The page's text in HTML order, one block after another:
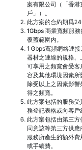
案有限公司（「香
戶」）。
此方案的合約期爲24
1Gbps 商業寬頻服
覆蓋範圍内。
1 Gbps寬頻網絡連
器材之連線的規格
可享用之頻寬會受
容及其他環境因素
除受以上之因素影
得之頻寬。
此方案包括的服務
務登記表格或向客戶
此方案包括由第三
同意該等第三方供
服務所產生的額外
或手續費。